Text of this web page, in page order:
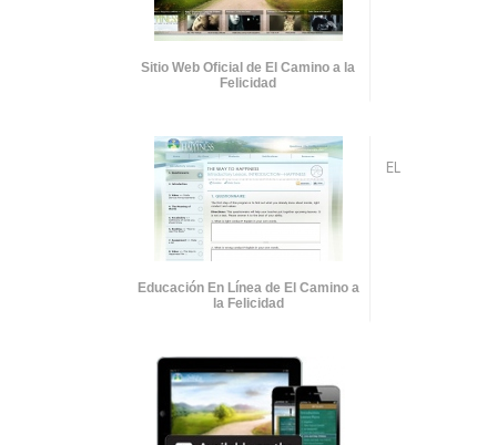
Sitio Web Oficial de El Camino a la
Felicidad
Educación En Línea de El Camino a
la Felicidad
EL